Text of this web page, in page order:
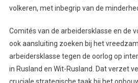
volkeren, met inbegrip van de
Comités van de arbeidersklasse en de
ook aansluiting zoeken bij het
arbeidersklasse tegen de oorlog op
in Rusland en Wit-Rusland. Dat verzet